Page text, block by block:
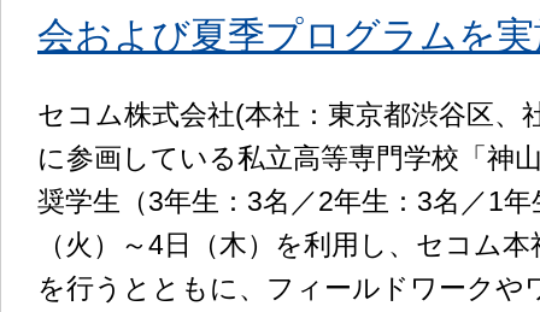
会および夏季プログラムを
セコム株式会社(本社：東京都渋谷区
に参画している私立高等専門学校「神
奨学生（3年生：3名／2年生：3名／1
（火）～4日（木）を利用し、セコム
を行うとともに、フィールドワーク